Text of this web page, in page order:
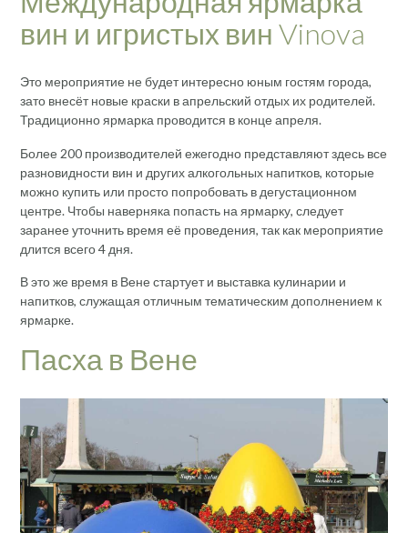
вин и игристых вин Vinova
Это мероприятие не будет интересно юным гостям города,
зато внесёт новые краски в апрельский отдых их родителей.
Традиционно ярмарка проводится в конце апреля.
Более 200 производителей ежегодно представляют здесь все
разновидности вин и других алкогольных напитков, которые
можно купить или просто попробовать в дегустационном
центре. Чтобы наверняка попасть на ярмарку, следует
заранее уточнить время её проведения, так как мероприятие
длится всего 4 дня.
В это же время в Вене стартует и выставка кулинарии и
напитков, служащая отличным тематическим дополнением к
ярмарке.
Пасха в Вене